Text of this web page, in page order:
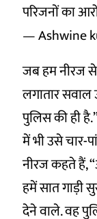
परिजनों का
— Ashwine
जब हम नीरज से
लगातार सवाल
पुलिस की ही
में भी उसे चार-
नीरज कहते हैं,
हमें सात गाड़ी
देने वाले. वह